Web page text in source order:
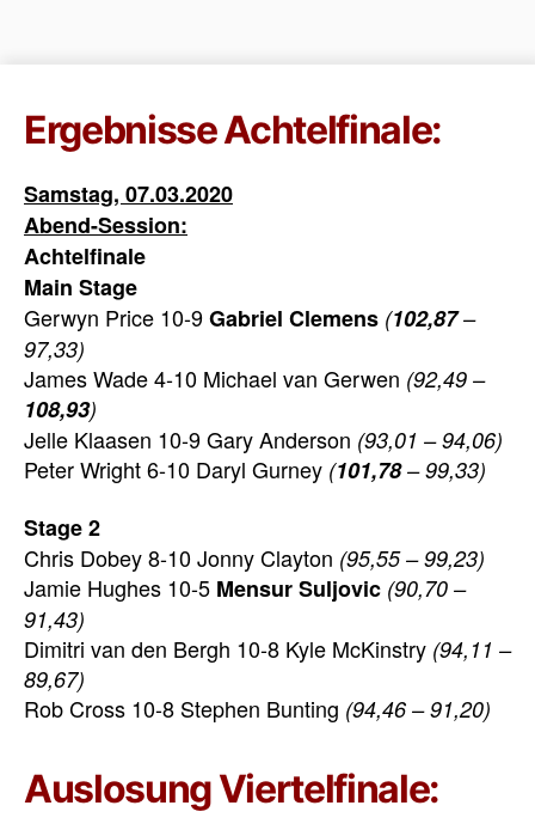
Ergebnisse Achtelfinale:
Samstag, 07.03.2020
Abend-Session:
Achtelfinale
Main Stage
Gerwyn Price 10-9Gabriel Clemens (102,87–
97,33)
James Wade 4-10 Michael van Gerwen (92,49 –
108,93)
Jelle Klaasen 10-9 Gary Anderson (93,01 – 94,06)
Peter Wright 6-10 Daryl Gurney (101,78– 99,33)
Stage 2
Chris Dobey 8-10 Jonny Clayton (95,55 – 99,23)
Jamie Hughes 10-5 Mensur Suljovic (90,70 –
91,43)
Dimitri van den Bergh 10-8 Kyle McKinstry (94,11 –
89,67)
Rob Cross 10-8 Stephen Bunting (94,46 – 91,20)
Auslosung Viertelfinale: